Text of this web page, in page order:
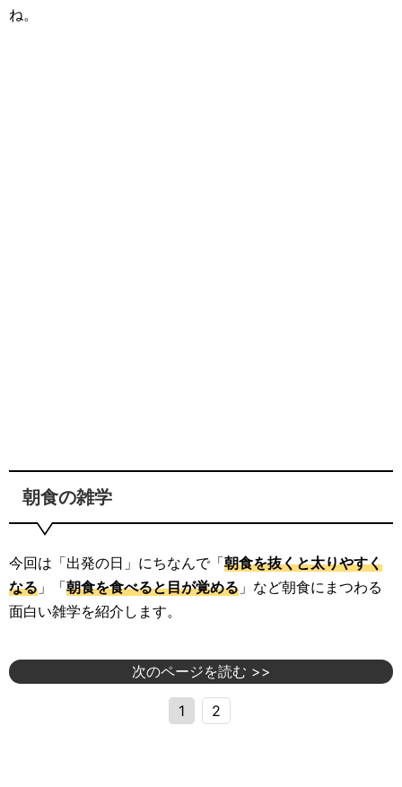
ね。
朝食の雑学
今回は「出発の日」にちなんで「朝食を抜くと太りやすく
なる 」「朝食を食べると目が覚める 」など朝食にまつわる
面白い雑学を紹介します。
次のページを読む >>
1 2